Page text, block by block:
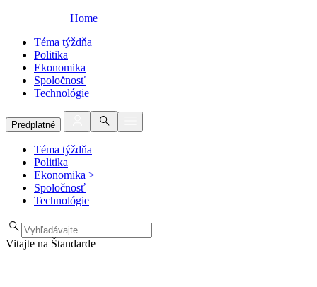
Home
Téma týždňa
Politika
Ekonomika
Spoločnosť
Technológie
Predplatné
Téma týždňa
Politika
Ekonomika >
Spoločnosť
Technológie
Vitajte na Štandarde